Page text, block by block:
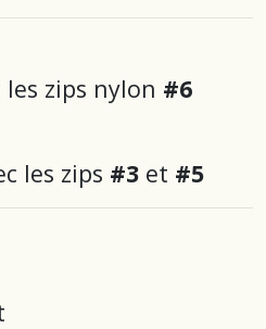
les zips nylon #6
les zips #3 et #5